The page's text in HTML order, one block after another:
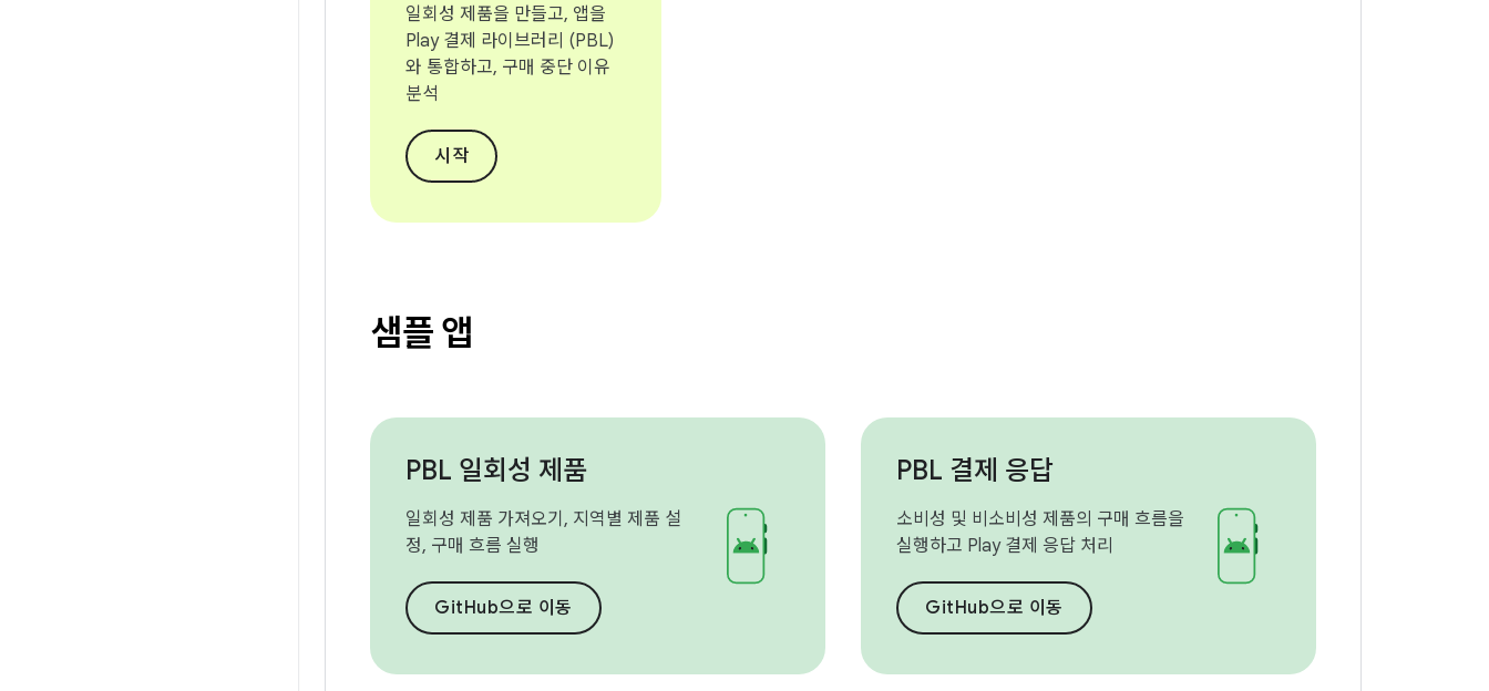
일회성 제품을 만들고, 앱을
Play 결제 라이브러리 (PBL)
와 통합하고, 구매 중단 이유
분석
시작
샘플 앱
PBL 일회성 제품
일회성 제품 가져오기, 지역별 제품 설
정, 구매 흐름 실행
GitHub으로 이동
PBL 결제 응답
소비성 및 비소비성 제품의 구매 흐름을
실행하고 Play 결제 응답 처리
GitHub으로 이동